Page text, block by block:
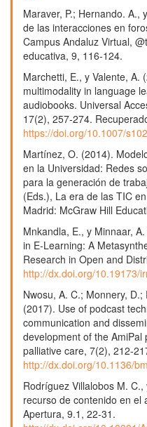
Maraver, P.; Hernando. A.,
de las interacciones en
Campus Andaluz Virtual,
educativa, 9, 116-124.
Marchetti, E., y Valente, A.
multimodality in language
audiobooks. Universal
17(2), 257-274.
https://doi.org/10.1007/
Martínez, O. (2014).
en la Universidad: Redes
para la generación de
(Eds.), La era de las TIC
Madrid: McGraw Hill
Mnkandla, E., y Minnaar,
in E-Learning: A
Research in Open and
http://dx.doi.org/10.19173/
Nwosu, A. C.; Monnery,
(2017). Use of podcast
communication and
development of the AmiPal
palliative care, 7(2), 212-
http://dx.doi.org/10.1136/
Rodríguez Villalobos M.
recurso de contenido en el
Apertura, 9.1, 22-31.